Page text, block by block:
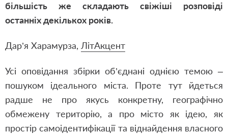
більшість же складають свіжіші розповіді
останніх декількох років.
Дар’я Харамурза, ЛітАкцент
Усі оповідання збірки об’єднані однією темою –
пошуком ідеального міста. Проте тут йдеться
радше не про якусь конкретну, географічно
обмежену територію, а про місто як ідею, як
простір самоідентифікації та віднайдення власного